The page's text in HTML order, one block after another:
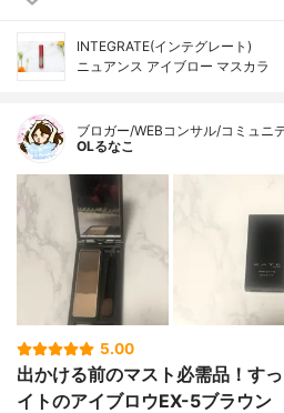
INTEGRATE(インテグレート)
ニュアンス アイブロー マスカラ
ブロガー/WEBコンサル/コミュニ
OLるなこ
5.00
出かける前のマスト必需品！す
イトのアイブロウEX-5ブラウン